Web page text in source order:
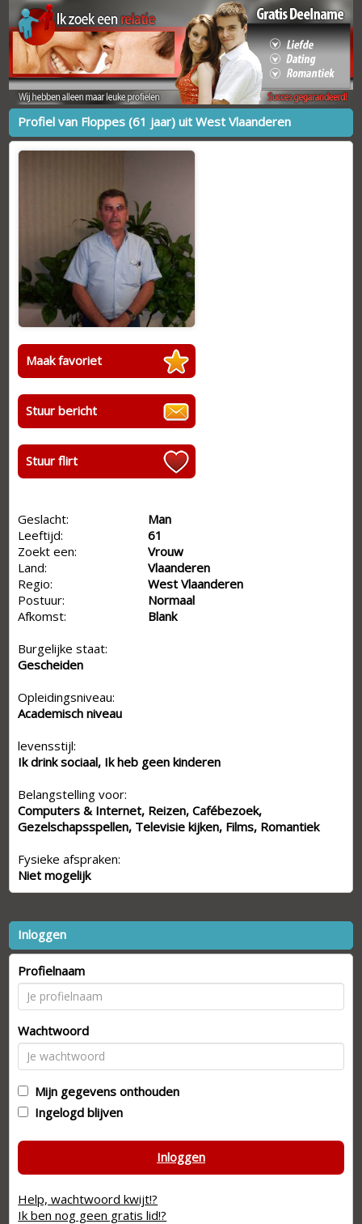
Profiel van Floppes (61 jaar) uit West Vlaanderen
Maak favoriet
Stuur bericht
Stuur flirt
Geslacht:
Man
Leeftijd:
61
Zoekt een:
Vrouw
Land:
Vlaanderen
Regio:
West Vlaanderen
Postuur:
Normaal
Afkomst:
Blank
Burgelijke staat:
Gescheiden
Opleidingsniveau:
Academisch niveau
levensstijl:
Ik drink sociaal, Ik heb geen kinderen
Belangstelling voor:
Computers & Internet, Reizen, Cafébezoek,
Gezelschapsspellen, Televisie kijken, Films, Romantiek
Fysieke afspraken:
Niet mogelijk
Inloggen
Profielnaam
Wachtwoord
Mijn gegevens onthouden
Ingelogd blijven
Inloggen
Help, wachtwoord kwijt!?
Ik ben nog geen gratis lid!?